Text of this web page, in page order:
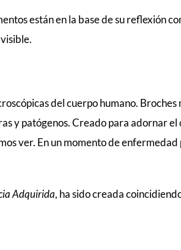
están en la base de su reflexión
del cuerpo humano.
y patógenos. Creado para adornar
ver. En un momento de
Adquirida, ha sido creada